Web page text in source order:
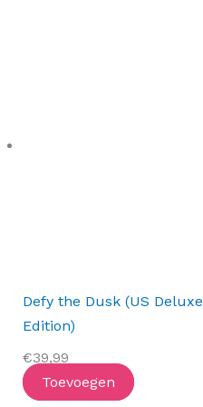
Defy the Dusk (US Deluxe
Edition)
€39,99
Toevoegen